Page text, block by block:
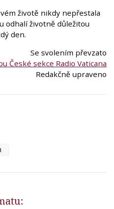
životě nikdy nepřestala
odhalí životně důležitou
den.
Se svolením převzato
České sekce Radio Vaticana
Redakčně upraveno